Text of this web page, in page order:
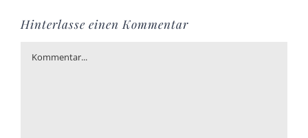
Hinterlasse einen Kommentar
Kommentar